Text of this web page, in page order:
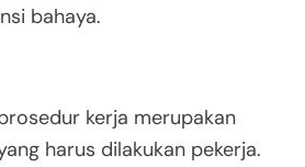
bahaya.
kerja merupakan
harus dilakukan pekerja.